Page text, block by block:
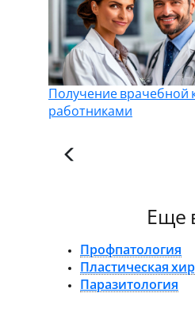
Получение врачебной
работниками
Еще
Профпатология
Пластическая
Паразитология